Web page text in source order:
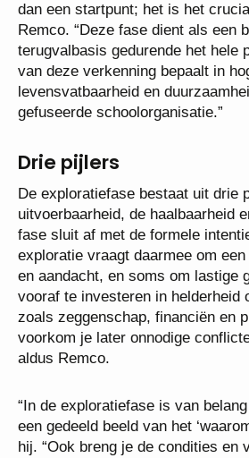
dan een startpunt; het is het
Remco. “Deze fase dient als een
terugvalbasis gedurende het hele
van deze verkenning bepaalt in
levensvatbaarheid en
gefuseerde schoolorganisatie.”
Drie pijlers
De exploratiefase bestaat uit drie
uitvoerbaarheid, de haalbaarheid
fase sluit af met de formele
exploratie vraagt daarmee om
en aandacht, en soms om lastige
vooraf te investeren in helderheid
zoals zeggenschap, financiën en
voorkom je later onnodige
aldus Remco.
“In de exploratiefase is van
een gedeeld beeld van het
hij. “Ook breng je de condities en